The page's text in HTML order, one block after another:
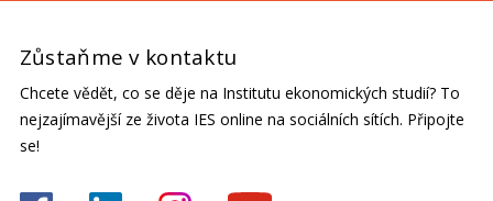
Zůstaňme v kontaktu
Chcete vědět, co se děje na Institutu ekonomických studií? To
nejzajímavější ze života IES online na sociálních sítích. Připojte
se!